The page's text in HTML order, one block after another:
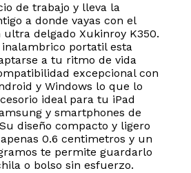
de trabajo y lleva la
a donde vayas con el
delgado Xukinroy K350.
portatil esta
a tu ritmo de vida
excepcional con
y Windows lo que lo
ideal para tu iPad
y smartphones de
diseño compacto y ligero
0.6 centimetros y un
te permite guardarlo
o bolso sin esfuerzo.